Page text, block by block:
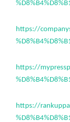
https://
https://
https://